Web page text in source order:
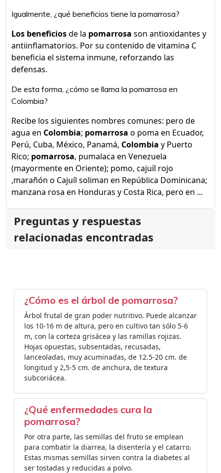
Igualmente, ¿qué beneficios tiene la pomarrosa?
Los beneficiosde la pomarrosa son antioxidantes y
antiinflamatorios. Por su contenido de vitamina C
beneficia el sistema inmune, reforzando las
defensas.
De esta forma, ¿cómo se llama la pomarrosa en
Colombia?
Recibe los siguientes nombres comunes: pero de
agua en Colombia; pomarrosa o poma en Ecuador,
Perú, Cuba, México, Panamá, Colombia y Puerto
Rico; pomarrosa, pumalaca en Venezuela
(mayormente en Oriente); pomo, cajuíl rojo
,marañón o Cajuíl soliman en República Dominicana;
manzana rosa en Honduras y Costa Rica, pero en ...
Preguntas y respuestas
relacionadas encontradas
¿Cómo es el árbol de pomarrosa?
Árbol frutal de gran poder nutritivo. Puede alcanzar
los 10-16 m de altura, pero en cultivo tan sólo 5-6
m, con la corteza grisácea y las ramillas rojizas.
Hojas opuestas, subsentadas, recusadas,
lanceoladas, muy acuminadas, de 12.5-20 cm. de
longitud y 2,5-5 cm. de anchura, de textura
subcoriácea.
¿Qué enfermedades cura la
pomarrosa?
Por otra parte, las semillas del fruto se emplean
para combatir la diarrea, la disentería y el catarro.
Estas mismas semillas sirven contra la diabetes al
ser tostadas y reducidas a polvo.